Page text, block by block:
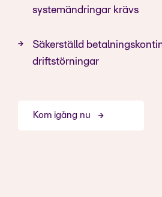
systemändringar krävs
Säkerställd
driftstörningar
Kom igång nu